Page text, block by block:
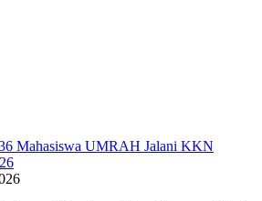
Mahasiswa UMRAH Jalani KKN